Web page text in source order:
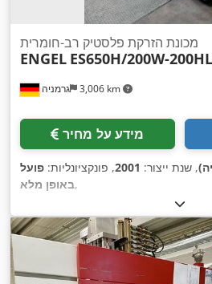
גרמניה 3,006 km
מכונת הזרקת פלסטיק רב-חומרית
ENGEL ES650H/200W-
מידע על מחיר
, שנת ייצור: 2001, פונקציונליות: פועל
באופן מלא,